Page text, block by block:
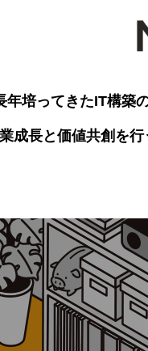
年培ってきたIT構築
成長と価値共創を